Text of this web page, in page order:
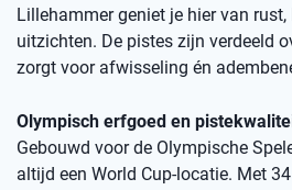
Lillehammer geniet je hier van
uitzichten. De pistes zijn verdeeld
zorgt voor afwisseling én
Olympisch erfgoed en
Gebouwd voor de Olympische
altijd een World Cup-locatie. Met